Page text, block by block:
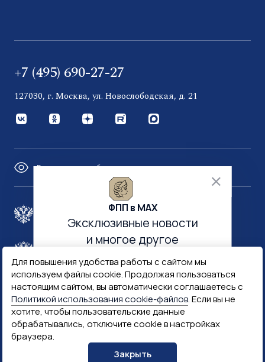
Закрыть
Для повышения удобства работы с сайтом мы
используем файлы cookie. Продолжая пользоваться
настоящим сайтом, вы автоматически соглашаетесь с
Политикой использования cookie-файлов. Если вы не
хотите, чтобы пользовательские данные
обрабатывались, отключите cookie в настройках
браузера.
+7 (495) 690-27-27
127030, г. Москва, ул. Новослободская, д. 21
Версия для слабовидящих
Правительство России
Госуслуги Госключ
Госслужба
ФПП в МАХ
Эксклюзивные новости
и многое другое